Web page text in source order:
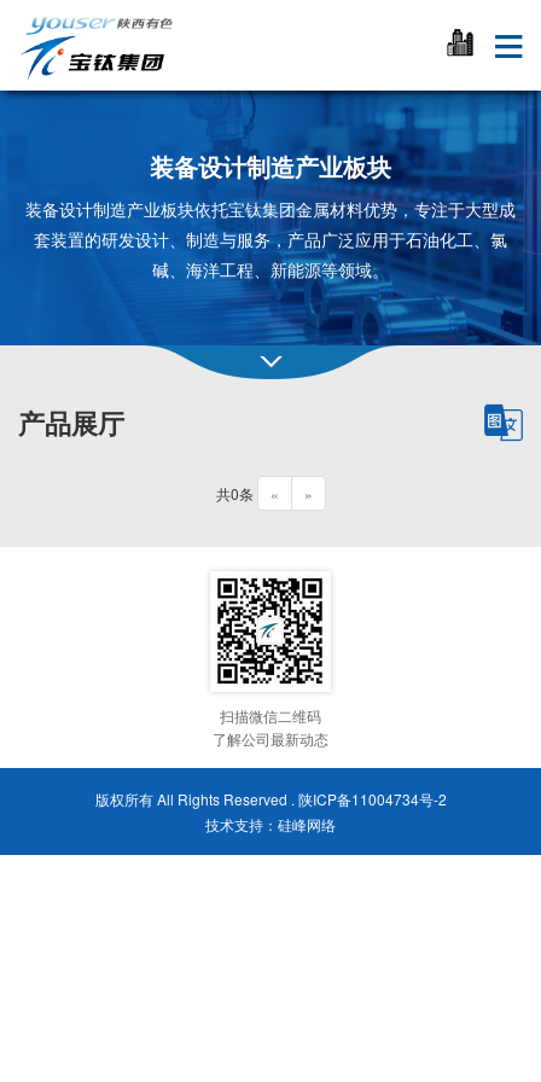
装备设计制造产业板块
装备设计制造产业板块依托宝钛集团金属材料优势，专注于大型成
套装置的研发设计、制造与服务，产品广泛应用于石油化工、氯
碱、海洋工程、新能源等领域。
产品展厅
共0条 « »
扫描微信二维码
了解公司最新动态
版权所有 All Rights Reserved . 陕ICP备11004734号-2
技术支持： 硅峰网络